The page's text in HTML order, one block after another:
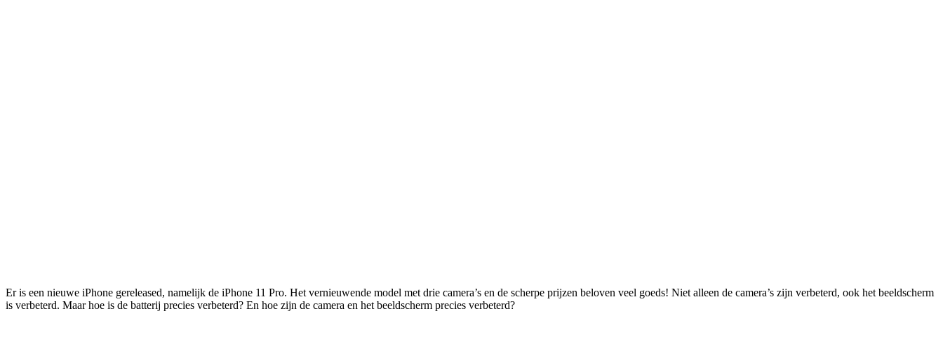
Er is een nieuwe iPhone gereleased, namelijk de iPhone 11 Pro. Het vernieuwende model met drie camera’s en de scherpe prijzen beloven veel goeds! Niet alleen de camera’s zijn verbeterd, ook het beeldscherm
is verbeterd. Maar hoe is de batterij precies verbeterd? En hoe zijn de camera en het beeldscherm precies verbeterd?